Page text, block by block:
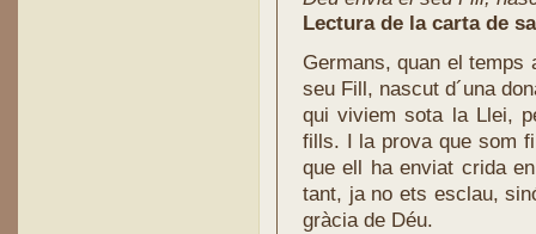
Lectura de la carta de
Germans, quan el temps
seu Fill, nascut d´una
qui viviem sota la Llei,
fills. I la prova que som
que ell ha enviat crida
tant, ja no ets esclau,
gràcia de Déu.